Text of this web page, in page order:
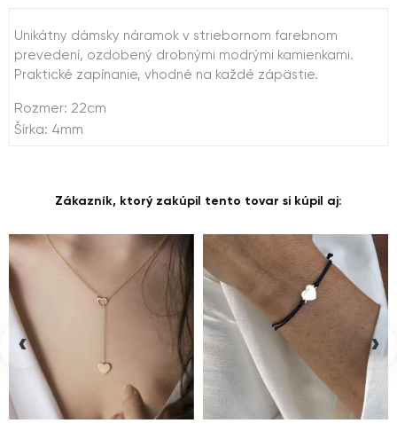
Unikátny dámsky náramok v striebornom farebnom
prevedení, ozdobený drobnými modrými kamienkami.
Praktické zapínanie, vhodné na každé zápästie.
Rozmer: 22cm
Šírka: 4mm
Zákazník, ktorý zakúpil tento tovar si kúpil aj:
‹ ›